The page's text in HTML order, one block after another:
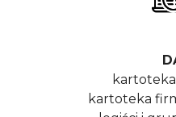
kartoteka